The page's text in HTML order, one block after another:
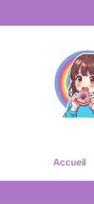
Accueil